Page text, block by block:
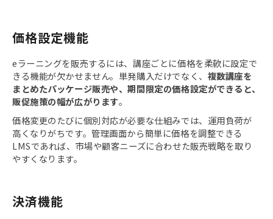
価格設定機能
eラーニングを販売するには、講座ごとに価格を柔軟に設定で
きる機能が欠かせません。単発購入だけでなく、 複数講座を
まとめたパッケージ販売や、期間限定の価格設定ができると、
販促施策の幅が広がります。
価格変更のたびに個別対応が必要な仕組みでは、運用負荷が
高くなりがちです。管理画面から簡単に価格を調整できる
LMSであれば、市場や顧客ニーズに合わせた販売戦略を取り
やすくなります。
決済機能